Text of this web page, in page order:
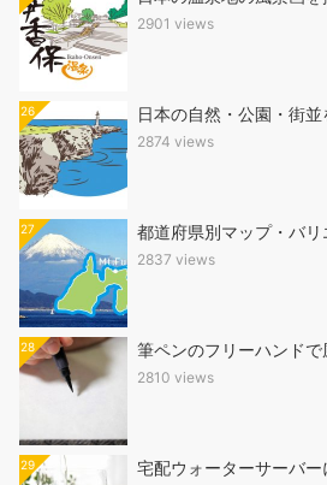
2901 views
26 日本の自然・公園・街
2874 views
27 都道府県別マップ・バリ
2837 views
28 筆ペンのフリーハンドで
2810 views
29 宅配ウォーターサーバ